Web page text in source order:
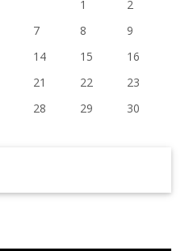
1
2
7 8
9
14 15
16
21 22
23
28 29
30